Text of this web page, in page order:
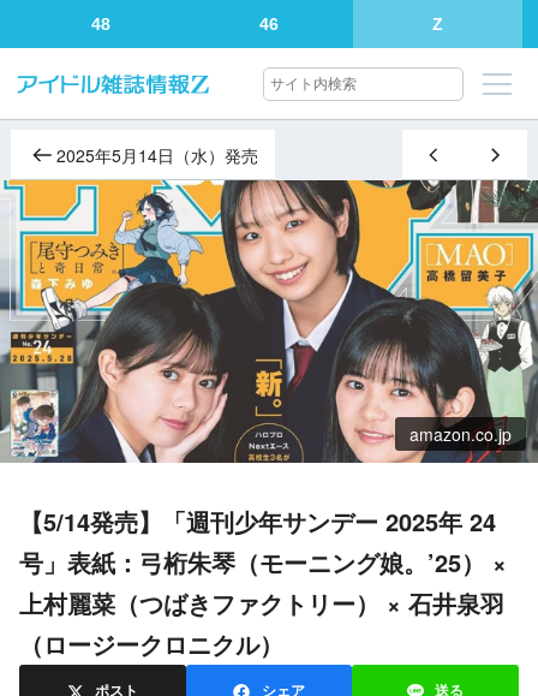
48 46 Z
2025年5月14日（水）発売
amazon.co.jp
【5/14発売】「週刊少年サンデー 2025年 24
号」表紙：弓桁朱琴（モーニング娘。’25） ×
上村麗菜（つばきファクトリー） × 石井泉羽
（ロージークロニクル）
ポスト シェア 送る